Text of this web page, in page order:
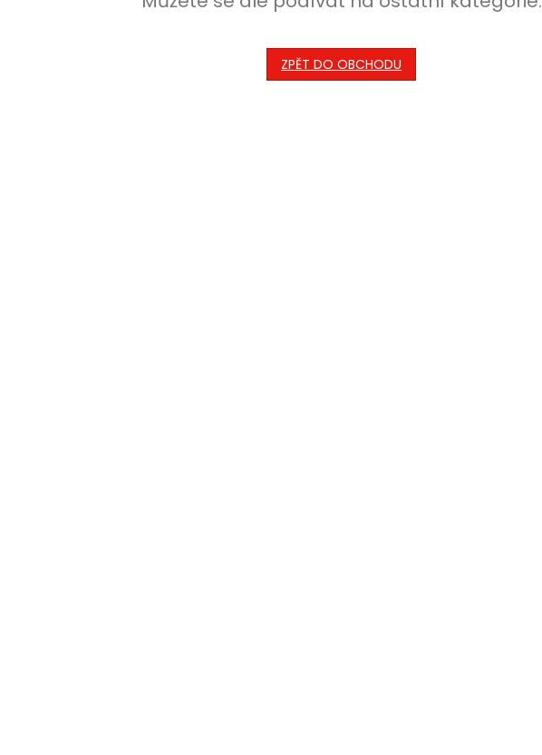
ZPĚT DO OBCHODU